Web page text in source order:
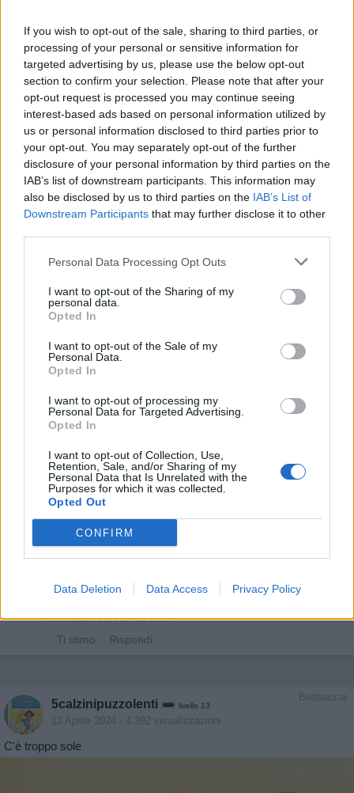
If you wish to opt-out of the sale, sharing to third parties, or
processing of your personal or sensitive information for
targeted advertising by us, please use the below opt-out
section to confirm your selection. Please note that after your
opt-out request is processed you may continue seeing
interest-based ads based on personal information utilized by
us or personal information disclosed to third parties prior to
your opt-out. You may separately opt-out of the further
disclosure of your personal information by third parties on the
IAB’s list of downstream participants. This information may
also be disclosed by us to third parties on the IAB’s List of
Downstream Participants that may further disclose it to other
Personal Data Processing Opt Outs
I want to opt-out of the Sharing of my
personal data.
Opted In
I want to opt-out of the Sale of my
Personal Data.
Opted In
I want to opt-out of processing my
Personal Data for Targeted Advertising.
Opted In
I want to opt-out of Collection, Use,
Retention, Sale, and/or Sharing of my
Personal Data that Is Unrelated with the
Purposes for which it was collected.
Opted Out
CONFIRM
Data Deletion Data Access Privacy Policy
Stime: 11 Commenti: 4
Link
Salva
olandesi
Post Originali
1
31 Maggio 2024 alle ore 23:39
Ti stimo
nonnocucaracha :Buongiorno, ☕☕☕🍩🥐🍩☕🍩☕☕
☕
1 Giugno 2024 alle ore 07:38
·Ti stimo ·Rispondi
Syrdal
9 Giugno 2024 alle ore 08:06
·Ti stimo·Rispondi
Nonsochisono : Oh,, che fine hai fatto 🧐
27 Settembre 2024 alle ore 19:55
· Ti stimo · Rispondi
Bestiaccia
5calzinipuzzolenti livello 13
13 Aprile 2024 - 4.392 visualizzazioni
C'è troppo sole